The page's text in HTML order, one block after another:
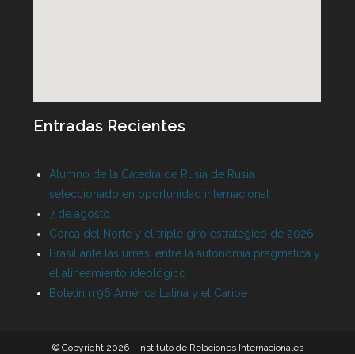
Entradas Recientes
Alumno de la Cátedra de Rusia de Rusia
seleccionado en oportunidad internacional
7 de agosto
Corea del Norte y el triple giro estratégico de 2026
Brasil ante las urnas: entre la autonomía pragmática y
el alineamiento ideológico
Boletín n 96 América Latina y el Caribe
© Copyright 2026 - Instituto de Relaciones Internacionales